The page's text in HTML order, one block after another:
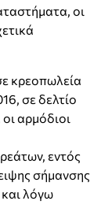
οι
κρεοπωλεία
σε δελτίο
αρμόδιοι
εντός
σήμανσης
λόγω